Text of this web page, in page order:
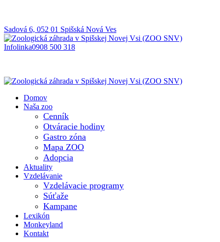
Sadová 6, 052 01 Spišská Nová Ves
Infolinka0908 500 318
Domov
Naša zoo
Cenník
Otváracie hodiny
Gastro zóna
Mapa ZOO
Adopcia
Aktuality
Vzdelávanie
Vzdelávacie programy
Súťaže
Kampane
Lexikón
Monkeyland
Kontakt